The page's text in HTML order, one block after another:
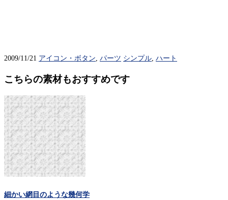
2009/11/21 アイコン・ボタン パーツ シンプル ハート
こちらの素材もおすすめです
細かい網目のような幾何学